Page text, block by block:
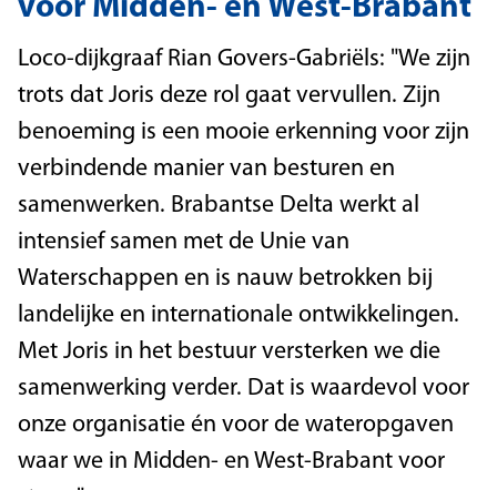
voor Midden- en West-Brabant
Loco-dijkgraaf Rian Govers-Gabriëls: "We zijn
trots dat Joris deze rol gaat vervullen. Zijn
benoeming is een mooie erkenning voor zijn
verbindende manier van besturen en
samenwerken. Brabantse Delta werkt al
intensief samen met de Unie van
Waterschappen en is nauw betrokken bij
landelijke en internationale ontwikkelingen.
Met Joris in het bestuur versterken we die
samenwerking verder. Dat is waardevol voor
onze organisatie én voor de wateropgaven
waar we in Midden- en West-Brabant voor